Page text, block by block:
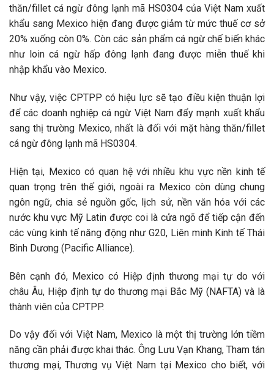
thăn/fillet cá ngừ đông lạnh mã HS0304 của Việt Nam xuất
khẩu sang Mexico hiện đang được giảm từ mức thuế cơ sở
20% xuống còn 0%. Còn các sản phẩm cá ngừ chế biến khác
như loin cá ngừ hấp đông lạnh đang được miễn thuế khi
nhập khẩu vào Mexico.
Như vậy, việc CPTPP có hiệu lực sẽ tạo điều kiện thuận lợi
để các doanh nghiệp cá ngừ Việt Nam đẩy mạnh xuất khẩu
sang thị trường Mexico, nhất là đối với mặt hàng thăn/fillet
cá ngừ đông lạnh mã HS0304.
Hiện tại, Mexico có quan hệ với nhiều khu vực nền kinh tế
quan trọng trên thế giới, ngoài ra Mexico còn dùng chung
ngôn ngữ, chia sẻ nguồn gốc, lịch sử, nền văn hóa với các
nước khu vực Mỹ Latin được coi là cửa ngõ để tiếp cận đến
các vùng kinh tế năng động như G20, Liên minh Kinh tế Thái
Bình Dương (Pacific Alliance).
Bên cạnh đó, Mexico có Hiệp định thương mại tự do với
châu Âu, Hiệp định tự do thương mại Bắc Mỹ (NAFTA) và là
thành viên của CPTPP.
Do vậy đối với Việt Nam, Mexico là một thị trường lớn tiềm
năng cần phải được khai thác. Ông Lưu Vạn Khang, Tham tán
thương mại, Thương vụ Việt Nam tại Mexico cho biết, với